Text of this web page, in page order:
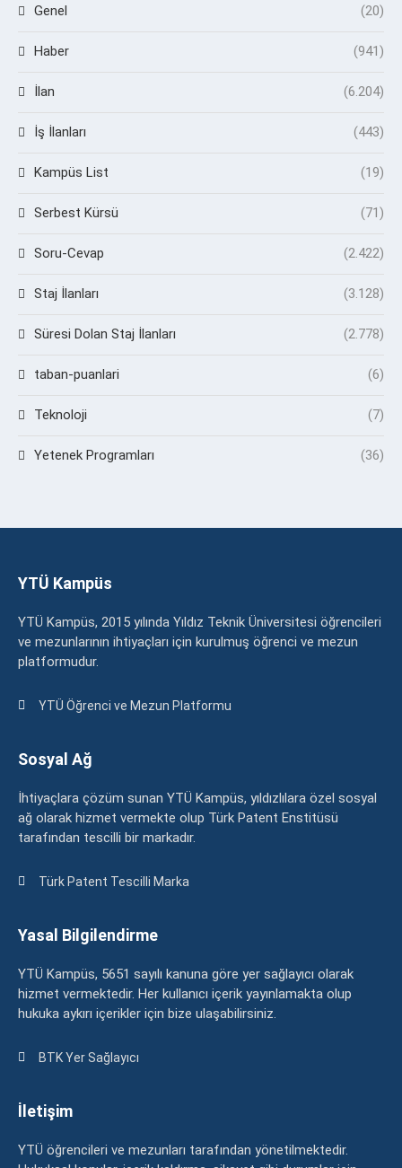
Genel (20)
Haber (941)
İlan (6.204)
İş İlanları (443)
Kampüs List (19)
Serbest Kürsü (71)
Soru-Cevap (2.422)
Staj İlanları (3.128)
Süresi Dolan Staj İlanları (2.778)
taban-puanlari (6)
Teknoloji (7)
Yetenek Programları (36)
YTÜ Kampüs
YTÜ Kampüs, 2015 yılında Yıldız Teknik Üniversitesi öğrencileri
ve mezunlarının ihtiyaçları için kurulmuş öğrenci ve mezun
platformudur.
YTÜ Öğrenci ve Mezun Platformu
Sosyal Ağ
İhtiyaçlara çözüm sunan YTÜ Kampüs, yıldızlılara özel sosyal
ağ olarak hizmet vermekte olup Türk Patent Enstitüsü
tarafından tescilli bir markadır.
Türk Patent Tescilli Marka
Yasal Bilgilendirme
YTÜ Kampüs, 5651 sayılı kanuna göre yer sağlayıcı olarak
hizmet vermektedir. Her kullanıcı içerik yayınlamakta olup
hukuka aykırı içerikler için bize ulaşabilirsiniz.
BTK Yer Sağlayıcı
İletişim
YTÜ öğrencileri ve mezunları tarafından yönetilmektedir.